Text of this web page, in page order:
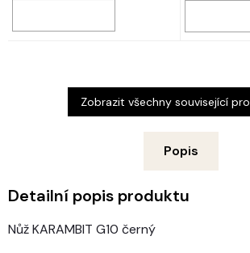
Zobrazit všechny související
Popis
Detailní popis produktu
Nůž KARAMBIT G10 černý